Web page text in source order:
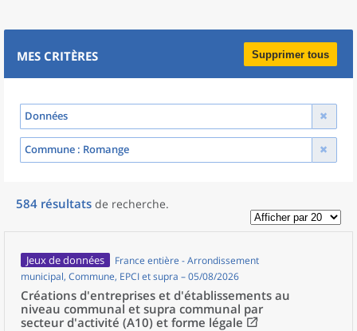
MES CRITÈRES Supprimer tous
Données
Commune : Romange
584 résultats de recherche.
Jeux de données
France entière - Arrondissement
municipal, Commune, EPCI et supra – 05/08/2026
Créations d'entreprises et d'établissements au
niveau communal et supra communal par
secteur d'activité (A10) et forme légale